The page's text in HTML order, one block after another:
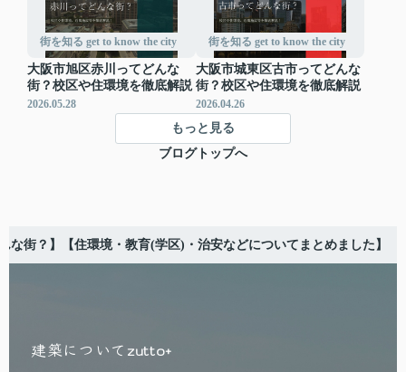
街を知る get to know the city
大阪市旭区赤川ってどんな
街？校区や住環境を徹底解説
2026.05.28
街を知る get to know the city
大阪市城東区古市ってどんな
街？校区や住環境を徹底解説
2026.04.26
もっと見る
ブログトップへ
街？】【住環境・教育(学区)・治安などについてまとめました】
建築について zutto+